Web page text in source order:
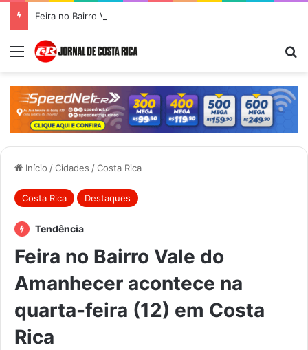
Menu
Início /Cidades /Costa Rica
Costa Rica Destaques
Tendência
Feira no Bairro Vale do
Amanhecer acontece na
quarta-feira (12) em Costa
Rica